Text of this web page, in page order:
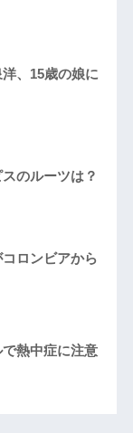
、15歳の娘に
のルーツは？
ロンビアから
熱中症に注意